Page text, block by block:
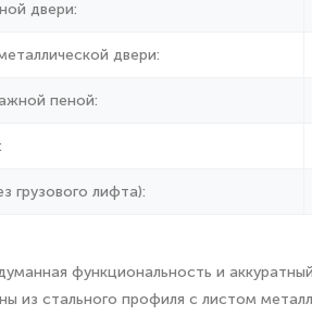
двери:
двери:
пеной:
грузового лифта):
функциональность и
из стального профиля с листом